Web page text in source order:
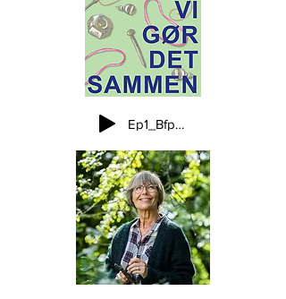
Ep1_Bfpasavannen_NY_published_260323-kopi